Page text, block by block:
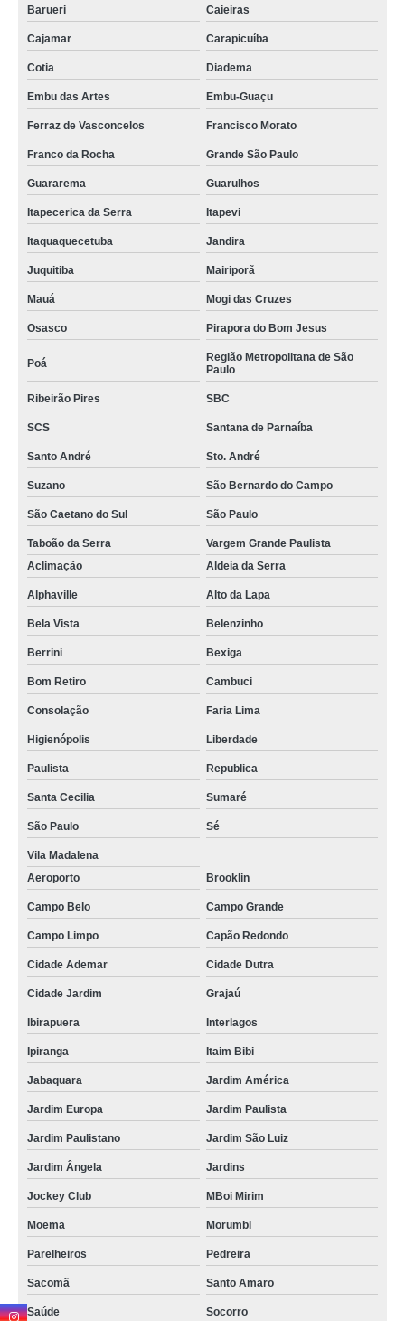
Barueri Caieiras
Cajamar Carapicuíba
Cotia Diadema
Embu das Artes Embu-Guaçu
Ferraz de Vasconcelos Francisco Morato
Franco da Rocha Grande São Paulo
Guararema Guarulhos
Itapecerica da Serra Itapevi
Itaquaquecetuba Jandira
Juquitiba Mairiporã
Mauá Mogi das Cruzes
Osasco Pirapora do Bom Jesus
Poá
Região Metropolitana de São
Paulo
Ribeirão Pires SBC
SCS Santana de Parnaíba
Santo André Sto. André
Suzano São Bernardo do Campo
São Caetano do Sul São Paulo
Taboão da Serra
Vargem Grande Paulista
Aclimação
Aldeia da Serra
Alphaville Alto da Lapa
Bela Vista Belenzinho
Berrini Bexiga
Bom Retiro Cambuci
Consolação Faria Lima
Higienópolis Liberdade
Paulista Republica
Santa Cecilia Sumaré
São Paulo Sé
Vila Madalena
Aeroporto
Brooklin
Campo Belo Campo Grande
Campo Limpo Capão Redondo
Cidade Ademar Cidade Dutra
Cidade Jardim Grajaú
Ibirapuera Interlagos
Ipiranga Itaim Bibi
Jabaquara Jardim América
Jardim Europa Jardim Paulista
Jardim Paulistano Jardim São Luiz
Jardim Ângela Jardins
Jockey Club MBoi Mirim
Moema Morumbi
Parelheiros Pedreira
Sacomã Santo Amaro
Saúde Socorro